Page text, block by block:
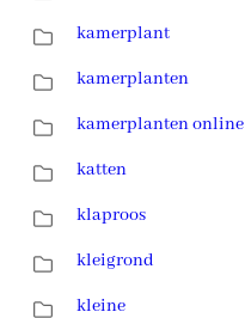
kamerplant
kamerplanten
kamerplanten online
katten
klaproos
kleigrond
kleine